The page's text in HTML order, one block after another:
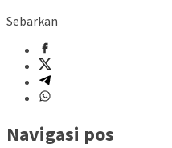
Sebarkan
Navigasi pos